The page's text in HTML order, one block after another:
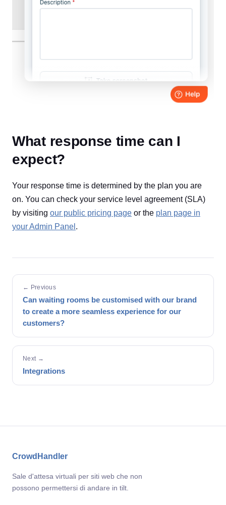
What response time can I
expect?
Your response time is determined by the plan you are
on. You can check your service level agreement (SLA)
by visiting our public pricing page or the plan page in
your Admin Panel .
← Previous
Can waiting rooms be customised with our brand
to create a more seamless experience for our
customers?
Next →
Integrations
CrowdHandler
Sale d'attesa virtuali per siti web che non
possono permettersi di andare in tilt.